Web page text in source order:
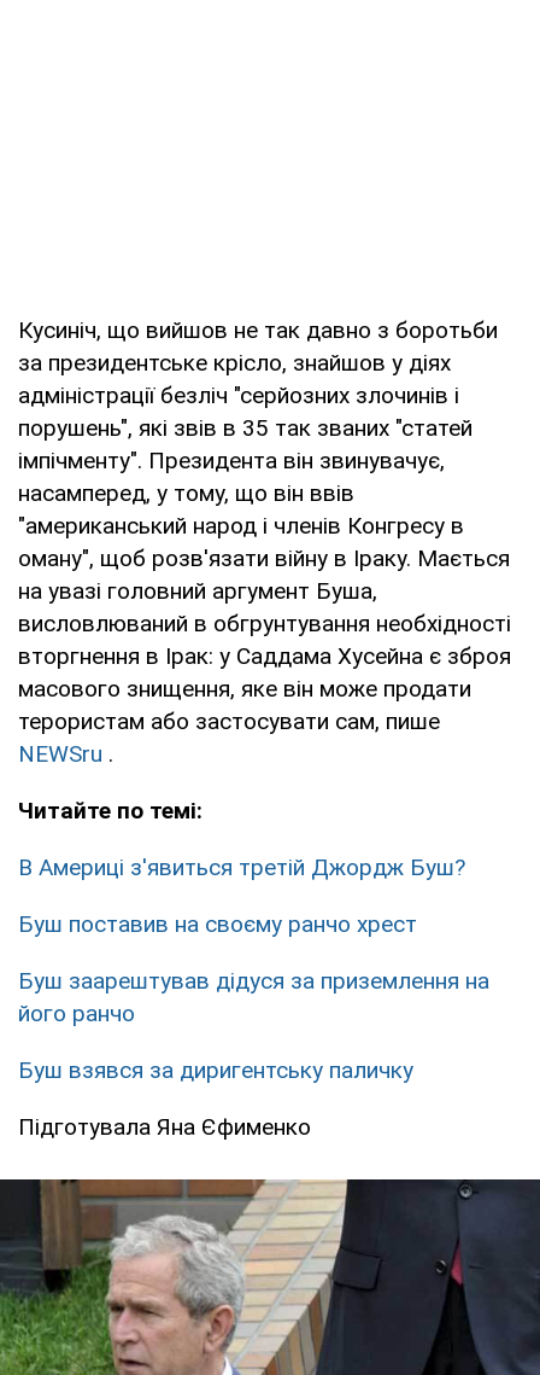
Кусиніч, що вийшов не так давно з боротьби
за президентське крісло, знайшов у діях
адміністрації безліч "серйозних злочинів і
порушень", які звів в 35 так званих "статей
імпічменту". Президента він звинувачує,
насамперед, у тому, що він ввів
"американський народ і членів Конгресу в
оману", щоб розв'язати війну в Іраку. Мається
на увазі головний аргумент Буша,
висловлюваний в обгрунтування необхідності
вторгнення в Ірак: у Саддама Хусейна є зброя
масового знищення, яке він може продати
терористам або застосувати сам, пише
NEWSru .
Читайте по темі:
В Америці з'явиться третій Джордж Буш?
Буш поставив на своєму ранчо хрест
Буш заарештував дідуся за приземлення на
його ранчо
Буш взявся за диригентську паличку
Підготувала Яна Єфименко